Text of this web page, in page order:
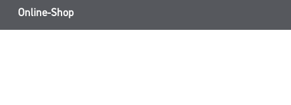
Online-Shop
Farbe
Verbrauchsmaterialien